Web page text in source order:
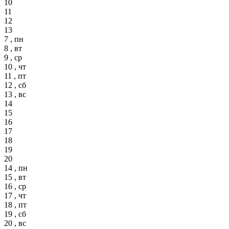
10
11
12
13
7 , пн
8 , вт
9 , ср
10 , чт
11 , пт
12 , сб
13 , вс
14
15
16
17
18
19
20
14 , пн
15 , вт
16 , ср
17 , чт
18 , пт
19 , сб
20 , вс